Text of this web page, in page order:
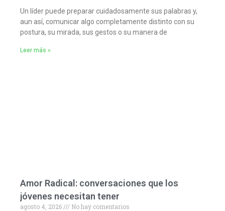
Un líder puede preparar cuidadosamente sus palabras y,
aun así, comunicar algo completamente distinto con su
postura, su mirada, sus gestos o su manera de
Leer más »
Amor Radical: conversaciones que los
jóvenes necesitan tener
agosto 4, 2026
No hay comentarios